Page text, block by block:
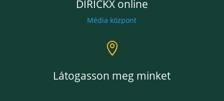
DIRICKX online
Média központ

Látogasson meg minket